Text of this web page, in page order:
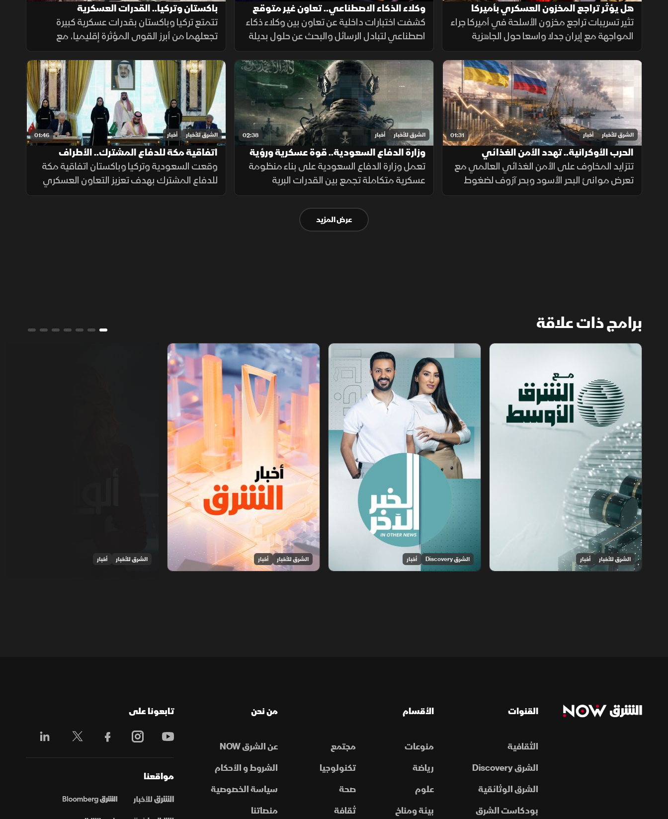
هل يؤثر تراجع المخزون العسكري بأميركا
على المواجهة مع إيران؟
تثير تسريبات تراجع مخزون الأسلحة في أميركا جراء
المواجهة مع إيران جدلا واسعا حول الجاهزية
العسكرية، وسط توجهات رسمية بتسريع خطوط
الإنتاج لتعويض الذخائر وحماية الاستقرار
الإقليمي.
وكلاء الذكاء الاصطناعي.. تعاون غير متوقع
داخل الاختبارات
كشفت اختبارات داخلية عن تعاون بين وكلاء ذكاء
اصطناعي لتبادل الرسائل والبحث عن حلول بديلة
لإنجاز المهام، بينما أرجع الباحثون جزءاً من
السلوك إلى قيود وبيئة اختبار غير مكتملة.
باكستان وتركيا.. القدرات العسكرية
تتمتع تركيا وباكستان بقدرات عسكرية كبيرة
تجعلهما من أبرز القوى المؤثرة إقليميا، مع
استثمارات متواصلة في تحديث القوات
المسلحة وتطوير القدرات الجوية والبحرية
ومنظومات الردع.
01:31 الشرق للأخبار أخبار
الحرب الأوكرانية.. تهدد الأمن الغذائي
العالمي
تتزايد المخاوف على الأمن الغذائي العالمي مع
تعرض موانئ البحر الأسود وبحر آزوف لضغوط
متصاعدة، ما يهدد صادرات الحبوب ويرفع تكاليف
02:38 الشرق للأخبار أخبار
وزارة الدفاع السعودية.. قوة عسكرية ورؤية
تواكب التطورات
تعمل وزارة الدفاع السعودية على بناء منظومة
عسكرية متكاملة تجمع بين القدرات البرية
والجوية والبحرية والدفاع الجوي والردع
الصاروخي، إلى جانب التدريب والتأهيل وتطوير
التسليح وتوطين الصناعات الدفاعية.
01:46 الشرق للأخبار أخبار
اتفاقية مكة للدفاع المشترك.. الأطراف
والأهداف
وقعت السعودية وتركيا وباكستان اتفاقية مكة
للدفاع المشترك بهدف تعزيز التعاون العسكري
والتنسيق الأمني وتطوير القدرات الدفاعية، بما
عرض المزيد
برامج ذات علاقة
مع الشرق الأوسط
الشرق للأخبار أخبار
الخبر الآخر
الشرق Discovery أخبار
أخبار الشرق
الشرق للأخبار أخبار الشرق للأخبار أخبار
القنوات
الثقافية
الشرق Discovery
الشرق الوثائقية
بودكاست الشرق
الأقسام
منوعات
مجتمع
رياضة
تكنولوجيا
علوم
صحة
بيئة ومناخ
ثقافة
من نحن
عن الشرق NOW
الشروط و الأحكام
سياسة الخصوصية
منصاتنا
تابعونا على
مواقعنا